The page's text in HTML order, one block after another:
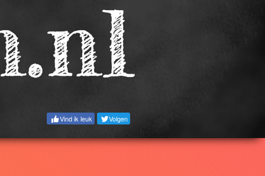
Vind ik leuk Volgen
2.90
3.51
3.35
2.61